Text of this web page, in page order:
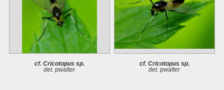
cf. Cricotopus sp.
det. pwalter
cf. Cricotopus sp.
det. pwalter